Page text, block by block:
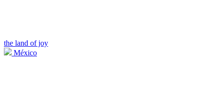
the land of joy
México